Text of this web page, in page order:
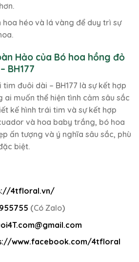
hoa héo và lá vàng để duy trì sự
Hảo của Bó hoa hồng đỏ
BH177
đuôi dài – BH177 là sự kết hợp
ai muốn thể hiện tình cảm sâu sắc
kế hình trái tim và sự kết hợp
và hoa baby trắng, bó hoa
ấn tượng và ý nghĩa sâu sắc, phù
biệt.
4tfloral.vn/
(Có Zalo)
www.facebook.com/4tfloral